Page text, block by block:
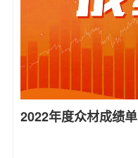
2022年度众材成绩单